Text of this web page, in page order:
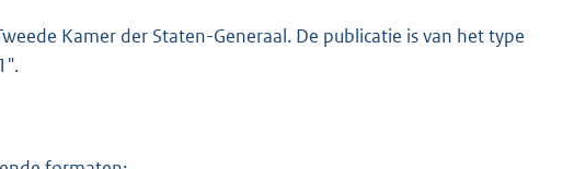
n
Kamer der Staten-Generaal. De publicatie is van het type